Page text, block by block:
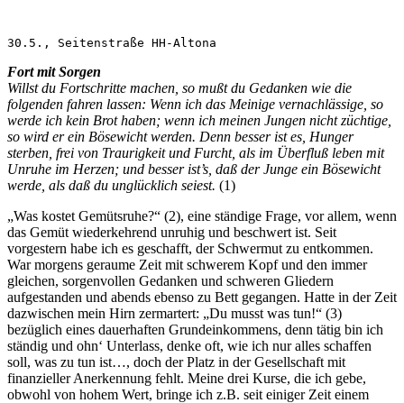
30.5., Seitenstraße HH-Altona
Fort mit Sorgen
Willst du Fortschritte machen, so mußt du Gedanken wie die
folgenden fahren lassen: Wenn ich das Meinige vernachlässige, so
werde ich kein Brot haben; wenn ich meinen Jungen nicht züchtige,
so wird er ein Bösewicht werden. Denn besser ist es, Hunger
sterben, frei von Traurigkeit und Furcht, als im Überfluß leben mit
Unruhe im Herzen; und besser ist’s, daß der Junge ein Bösewicht
werde, als daß du unglücklich seiest. (1)
„Was kostet Gemütsruhe?“ (2), eine ständige Frage, vor allem, wenn
das Gemüt wiederkehrend unruhig und beschwert ist. Seit
vorgestern habe ich es geschafft, der Schwermut zu entkommen.
War morgens geraume Zeit mit schwerem Kopf und den immer
gleichen, sorgenvollen Gedanken und schweren Gliedern
aufgestanden und abends ebenso zu Bett gegangen. Hatte in der Zeit
dazwischen mein Hirn zermartert: „Du musst was tun!“ (3)
bezüglich eines dauerhaften Grundeinkommens, denn tätig bin ich
ständig und ohn‘ Unterlass, denke oft, wie ich nur alles schaffen
soll, was zu tun ist…, doch der Platz in der Gesellschaft mit
finanzieller Anerkennung fehlt. Meine drei Kurse, die ich gebe,
obwohl von hohem Wert, bringe ich z.B. seit einiger Zeit einem